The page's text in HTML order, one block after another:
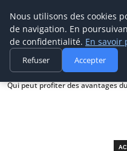
Prospection Pro
Accueil
Actualité
Qui peut profiter des avantages
Nous utilisons des cookies
de navigation. En
de confidentialité. En savoir
Refuser Accepter